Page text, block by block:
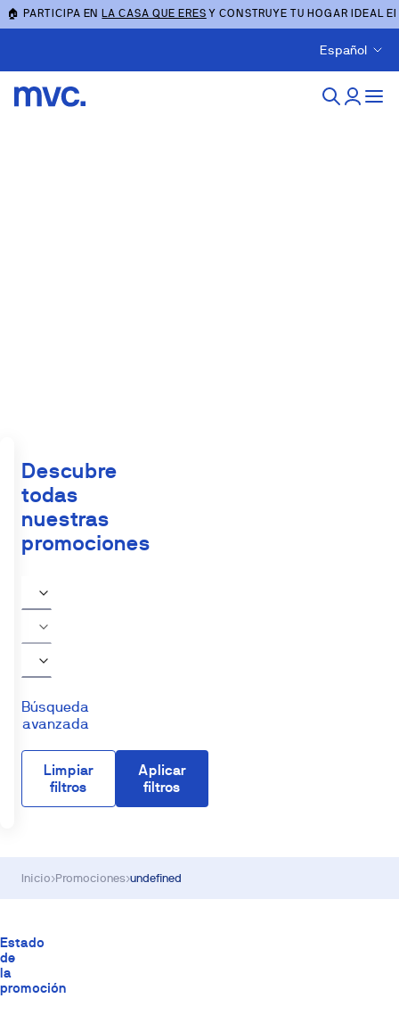
🏠 PARTICIPA ENLA CASA QUE ERES Y CONSTRUYE TU HOGAR IDEAL
Español
Descubre
todas
nuestras
promociones
Búsqueda
avanzada
Limpiar
filtros
Aplicar
filtros
Inicio›Promociones›undefined
Estado
de
la
promoción